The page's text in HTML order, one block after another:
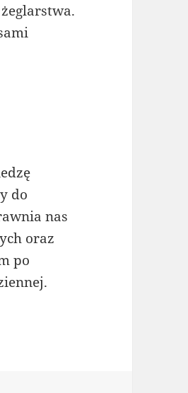
do
nas
oraz
po